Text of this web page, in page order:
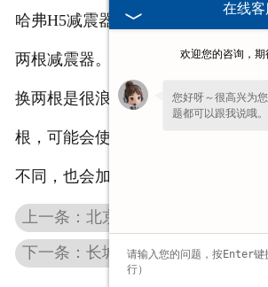
哈弗H5减震器在更换时，比较好的
两根减震器。可能有些人认为减震
换两根是很浪费，这种认知是错误
根，可能会使车子出现受力不均匀
不同，也会加速减震器的损坏。
上一条：北京长城风骏3减震器为
下一条：长城风骏北京减震器的工
在线客
欢迎您的咨询，
您好呀～很高兴为
题都可以跟我说哦。